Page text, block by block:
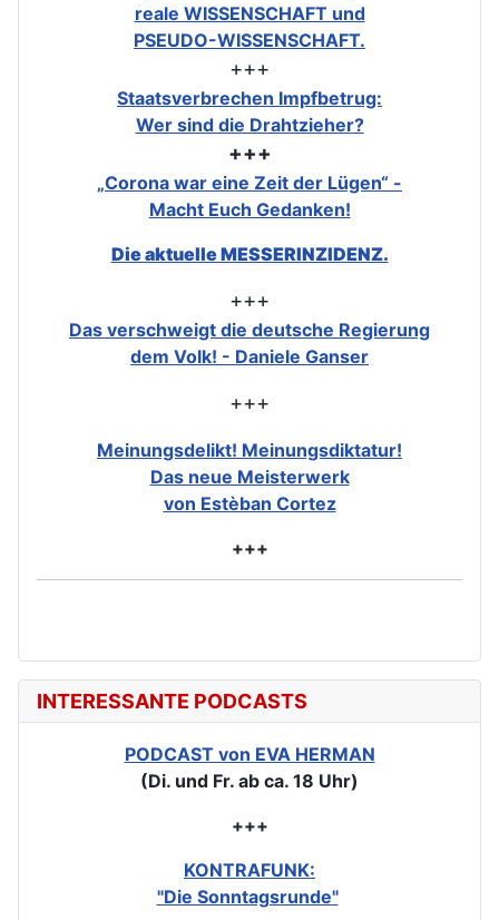
reale WISSENSCHAFT und
PSEUDO-WISSENSCHAFT.
+++
Staatsverbrechen Impfbetrug:
Wer sind die Drahtzieher?
+++
„Corona war eine Zeit der Lügen“ -
Macht Euch Gedanken!
Die aktuelle MESSERINZIDENZ.
+++
Das verschweigt die deutsche Regierung
dem Volk! - Daniele Ganser
+++
Meinungsdelikt! Meinungsdiktatur!
Das neue Meisterwerk
von Estèban Cortez
+++
INTERESSANTE PODCASTS
PODCAST von EVA HERMAN
(Di. und Fr. ab ca. 18 Uhr)
+++
KONTRAFUNK:
"Die Sonntagsrunde"